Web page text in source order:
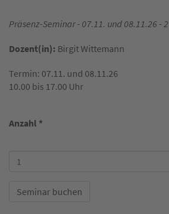
Präsenz-Seminar - 07.11. und 08.11.26 -
Dozent(in): Birgit Wittemann
Termin: 07.11. und 08.11.26
10.00 bis 17.00 Uhr
Anzahl *
Seminar buchen